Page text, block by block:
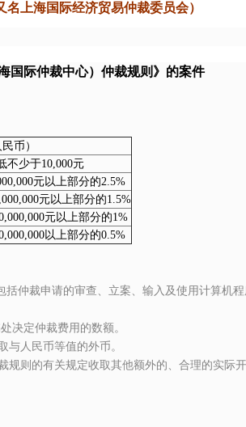
上海国际经济贸易仲裁委员会）
国际仲裁中心）仲裁规则 》 的案件
）
少于10,000元
元以上部分的2.5%
元以上部分的1.5%
元以上部分的1%
以上部分的0.5%
仲裁申请的审查、立案、输入及使用计算机
决定仲裁费用的数额。
人民币等值的外币。
则的有关规定收取其他额外的、合理的实际开